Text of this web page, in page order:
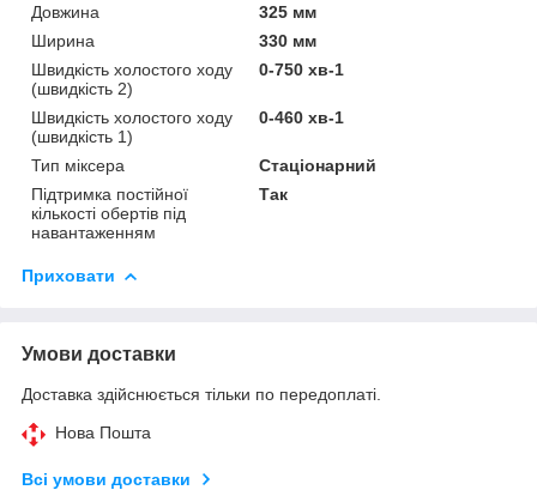
Довжина
325 мм
Ширина
330 мм
Швидкість холостого ходу
(швидкість 2)
0-750 хв-1
Швидкість холостого ходу
(швидкість 1)
0-460 хв-1
Тип міксера
Стаціонарний
Підтримка постійної
кількості обертів під
навантаженням
Так
Приховати
Умови доставки
Доставка здійснюється тільки по передоплаті.
Нова Пошта
Всі умови доставки